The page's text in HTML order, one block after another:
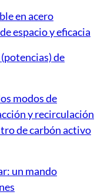
en acero
espacio y eficacia
de
modos de
y recirculación
de carbón activo
un mando